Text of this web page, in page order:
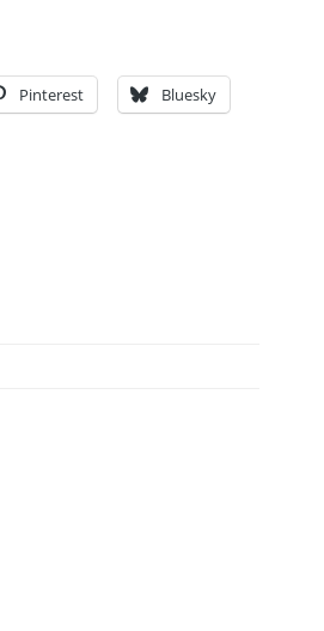
Pinterest Bluesky